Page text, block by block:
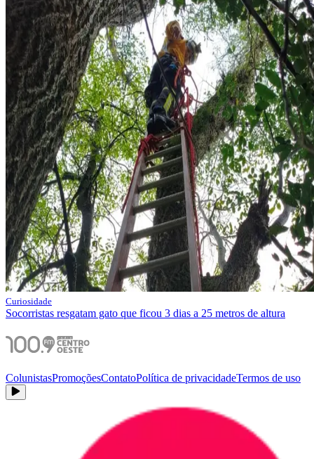
Curiosidade
Socorristas resgatam gato que ficou 3 dias a 25 metros de altura
ColunistasPromoçõesContatoPolítica de privacidadeTermos de uso